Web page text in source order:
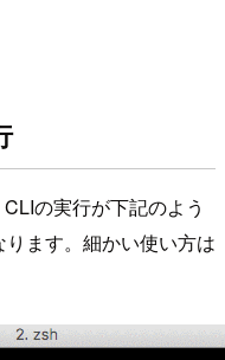
の実行が下記のよう
ます。細かい使い方は